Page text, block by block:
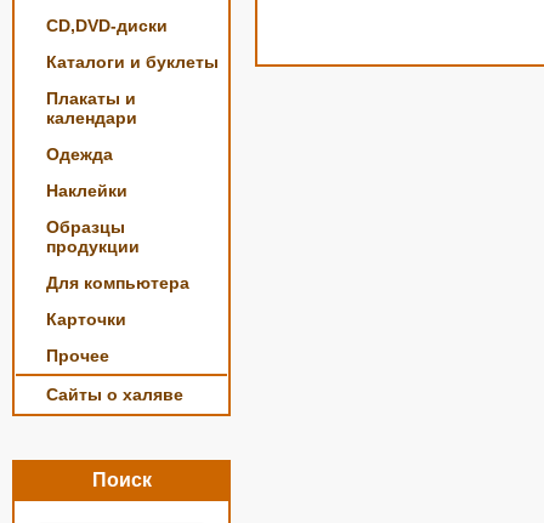
CD,DVD-диски
Каталоги и буклеты
Плакаты и
календари
Одежда
Наклейки
Образцы
продукции
Для компьютера
Карточки
Прочее
Сайты о халяве
Поиск